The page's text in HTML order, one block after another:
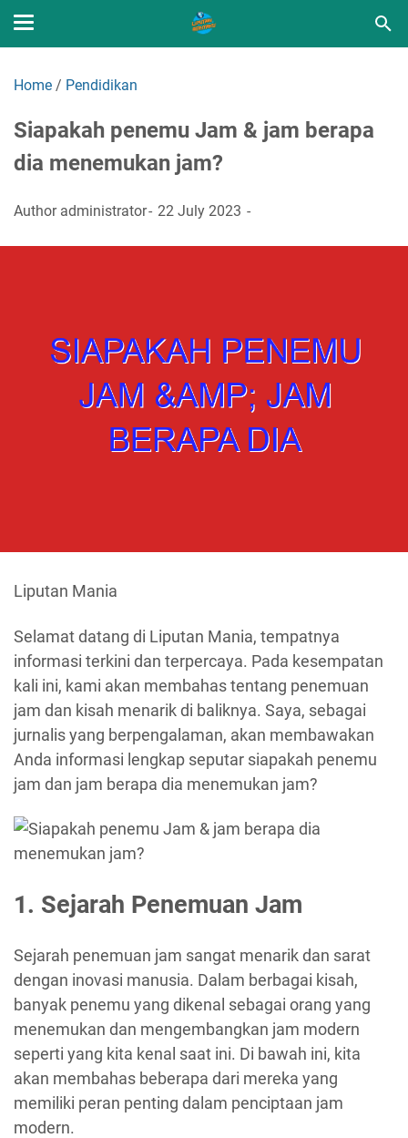
Home / Pendidikan
Siapakah penemu Jam & jam berapa
dia menemukan jam?
Author administrator 22 July 2023
Liputan Mania
Selamat datang di Liputan Mania, tempatnya
informasi terkini dan terpercaya. Pada kesempatan
kali ini, kami akan membahas tentang penemuan
jam dan kisah menarik di baliknya. Saya, sebagai
jurnalis yang berpengalaman, akan membawakan
Anda informasi lengkap seputar siapakah penemu
jam dan jam berapa dia menemukan jam?
1. Sejarah Penemuan Jam
Sejarah penemuan jam sangat menarik dan sarat
dengan inovasi manusia. Dalam berbagai kisah,
banyak penemu yang dikenal sebagai orang yang
menemukan dan mengembangkan jam modern
seperti yang kita kenal saat ini. Di bawah ini, kita
akan membahas beberapa dari mereka yang
memiliki peran penting dalam penciptaan jam
modern.